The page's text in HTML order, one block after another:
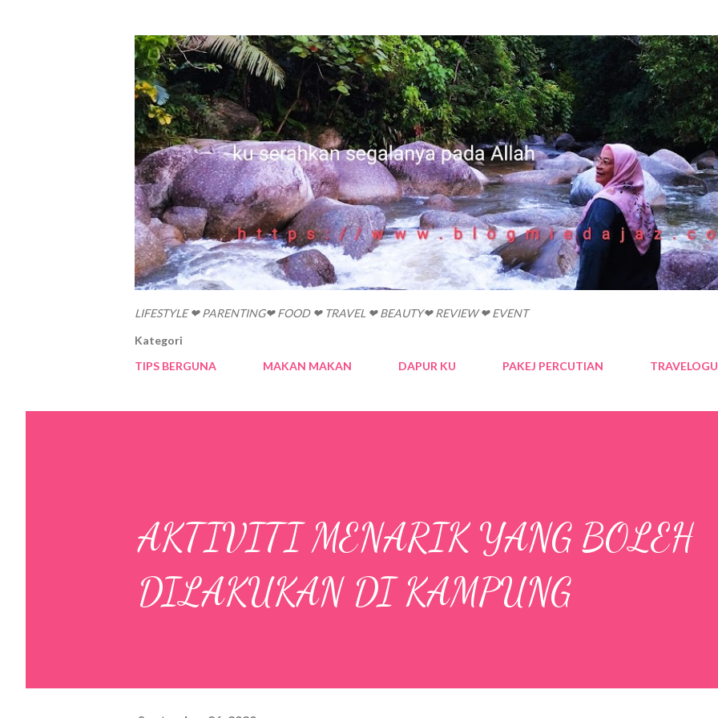
LIFESTYLE ❤ PARENTING❤ FOOD ❤ TRAVEL ❤ BEAUTY❤ REVIEW ❤ EVENT
Kategori
TIPS BERGUNA
MAKAN MAKAN DAPUR KU PAKEJ PERCUTIAN
AKTIVITI MENARIK YANG BOLEH
DILAKUKAN DI KAMPUNG